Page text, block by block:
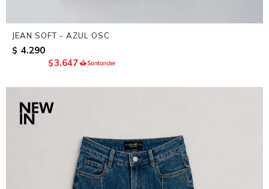
JEAN SOFT - AZUL OSC
$ 4.290
$3.647